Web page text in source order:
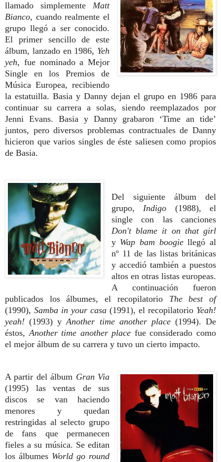
llamado simplementeMatt
Bianco, cuando realmente el
grupo llegó a ser conocido.
El primer sencillo de este
álbum, lanzado en 1986, Yeh
yeh, fue nominado a Mejor
Singleen los Premios de
Música Europea, recibiendo
la estatuilla. Basia y Danny dejan el grupo en 1986 para
continuar su carrera a solas, siendo reemplazados por
Jenni Evans. Basia y Danny grabaron ‘Time an tide’
juntos, pero diversos problemas contractuales de Danny
hicieron que varios singles de éste saliesen como propios
de Basia.
Del siguiente álbum del
grupo,Indigo (1988), el
single con las canciones
Don't blame it on that girl
y Wap bam boogiellegó al
nº 11 de las listas británicas
y accedió también a puestos
altos en otras listas europeas.
A continuación fueron
publicados los álbumes, el recopilatorio The best of
(1990), Samba in your casa (1991), el recopilatorio Yeah!
yeah! (1993) yAnother time another place(1994). De
éstos,Another time another place fue considerado como
el mejor álbum de su carrera y tuvo un cierto impacto.
A partir del álbum Gran Via
(1995) las ventas de sus
discos se van haciendo
menores y quedan
restringidas al selecto grupo
de fans que permanecen
fieles a su música. Se editan
los álbumes World go round